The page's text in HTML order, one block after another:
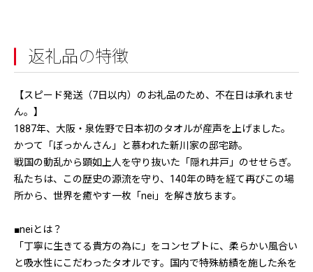
返礼品の特徴
【スピード発送（7日以内）のお礼品のため、不在日は承れませ
ん。】
1887年、大阪・泉佐野で日本初のタオルが産声を上げました。
かつて「ぼっかんさん」と慕われた新川家の邸宅跡。
戦国の動乱から顕如上人を守り抜いた「隠れ井戸」のせせらぎ。
私たちは、この歴史の源流を守り、140年の時を経て再びこの場
所から、世界を癒やす一枚「nei」を解き放ちます。
■neiとは？
「丁寧に生きてる貴方の為に」をコンセプトに、柔らかい風合い
と吸水性にこだわったタオルです。国内で特殊紡績を施した糸を